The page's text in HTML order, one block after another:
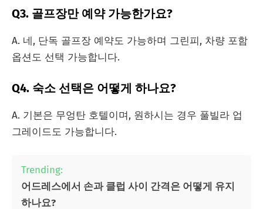
Q3. 골프장만 예약 가능한가요?
A. 네, 단독 골프장 예약도 가능하며 그린피, 차량 포함
옵션도 선택 가능합니다.
Q4. 숙소 선택은 어떻게 하나요?
A. 기본은 무엉탄 호텔이며, 원하시는 경우 풀빌라 업
그레이드도 가능합니다.
Trending:
어드레스에서 손과 클럽 사이 간격은 어떻게 유지
하나요?